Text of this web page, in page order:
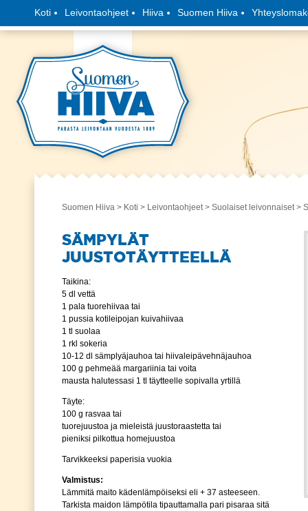
Koti Leivontaohjeet Hiiva Suomen Hiiva
Suomen Hiiva > Koti > Leivontaohjeet> Suolaiset leivonnaiset>
SÄMPYLÄT
JUUSTOTÄYTTEELLÄ
Taikina:
5 dl vettä
1 pala tuorehiivaa tai
1 pussia kotileipojan kuivahiivaa
1 tl suolaa
1 rkl sokeria
10-12 dl sämplyäjauhoa tai hiivaleipävehnäjauhoa
100 g pehmeää margariinia tai voita
mausta halutessasi 1 tl täytteelle sopivalla yrtillä
Täyte:
100 g rasvaa tai
tuorejuustoa ja mieleistä juustoraastetta tai
pieniksi pilkottua homejuustoa
Tarvikkeeksi paperisia vuokia
Valmistus:
Lämmitä maito kädenlämpöiseksi eli + 37 asteeseen.
Tarkista maidon lämpötila tipauttamalla pari pisaraa sitä